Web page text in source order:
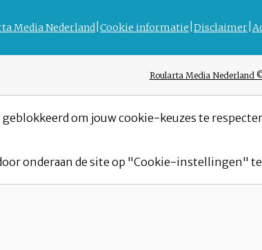
Media Nederland Cookie informatie Disclaimer
Roularta Media Nederland
om jouw cookie-keuzes te
onderaan de site op "Cookie-instellingen"